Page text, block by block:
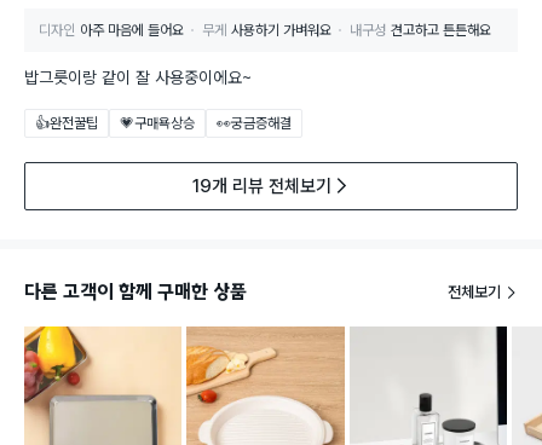
디자인 아주 마음에 들어요 무게 사용하기 가벼워요 내구성 견고하고 튼튼해요
밥그릇이랑 같이 잘 사용중이에요~
👍완전꿀팁 💗구매욕상승 👀궁금증해결
19개 리뷰 전체보기
다른 고객이 함께 구매한 상품 전체보기